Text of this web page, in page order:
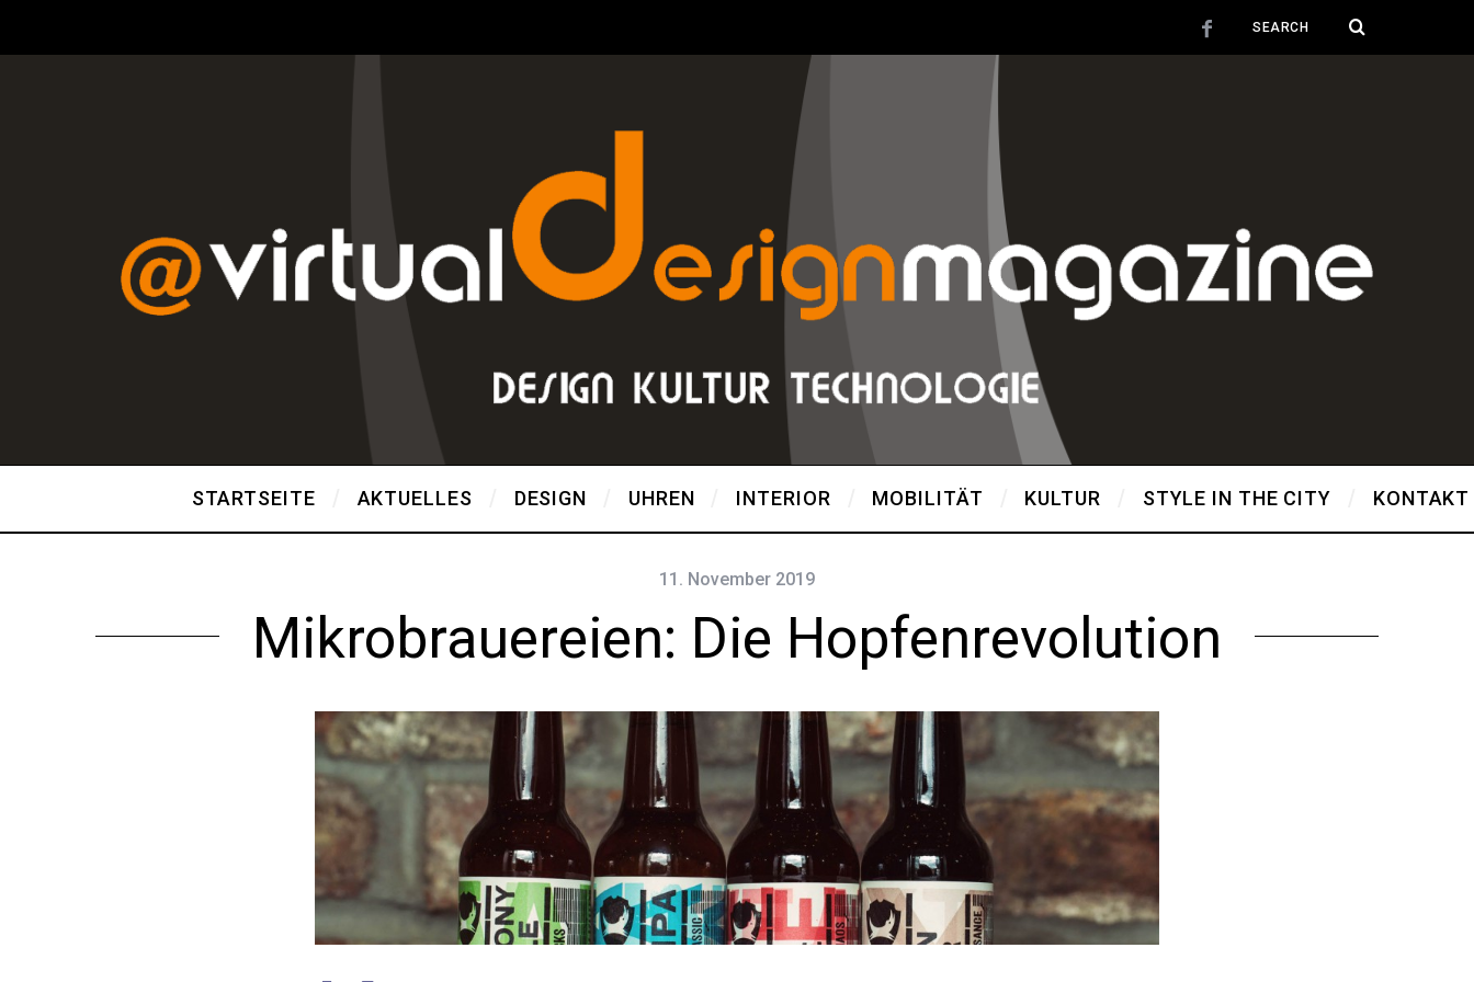
STARTSEITE AKTUELLES DESIGN UHREN INTERIOR MOBILITÄT KULTUR STYLE IN THE CITY KONTAKT
11. November 2019
Mikrobrauereien: Die Hopfenrevolution